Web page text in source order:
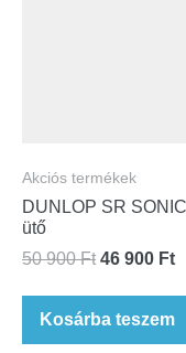
Akciós termékek
DUNLOP SR
ütő
50 900Ft 46 900 Ft
Kosárba teszem